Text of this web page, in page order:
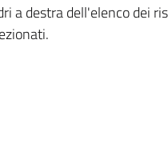
destra dell'elenco dei